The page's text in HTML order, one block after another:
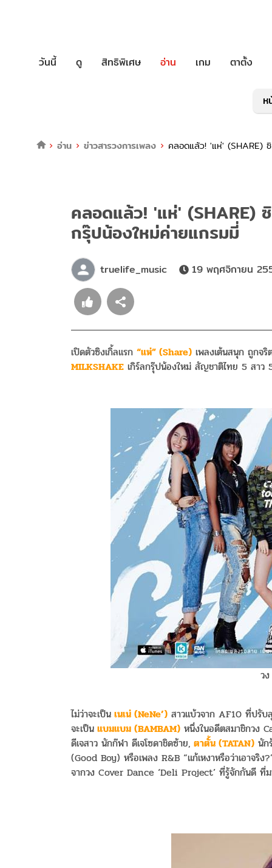
วันนี้ ดู สิทธิพิเศษ อ่าน เกม ตาตั้ง
ห
อ่าน ข่าวสารวงการเพลง คลอดแล้ว! 'แห่' (SHARE)
คลอดแล้ว! 'แห่' (SHARE)
กรุ๊ปน้องใหม่ค่ายแกรมมี่
truelife_music 19 พฤศจิกายน
เปิดตัวซิงเกิ้ลแรก “แห่” (Share) เพลงเต้นสนุก ถูกจ
MILKSHAKE เกิร์ลกรุ๊ปน้องใหม่ สัญชาติไทย 5 สาว
ว
ไม่ว่าจะเป็น เนเน่ (NeNe’) สาวแบ้วจาก AF10 ที่ปรับ
จะเป็น แบมแบม (BAMBAM) หนึ่งในอดีตสมาชิกวง
ดีเจสาว นักก๊ฬา ดีเจโซดาชิดซ้าย, ตาตั้น (TATAN) นัก
(Good Boy) หรือเพลง R&B “แก้เหงาหรือว่าเอาจ
จากวง Cover Dance ‘Deli Project’ ที่รู้จักกันดี